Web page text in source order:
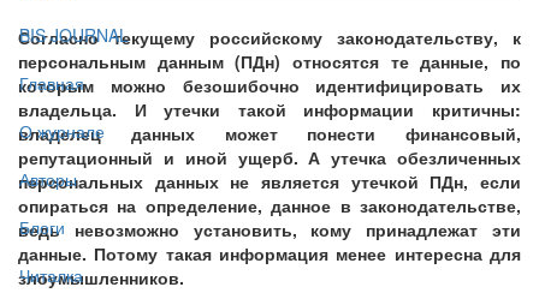
BIS JOURNAL
Главная
О журнале
Авторы
Блоги
Читалка
Согласно текущему российскому законодательству, к
персональным данным (ПДн) относятся те данные, по
которым можно безошибочно идентифицировать их
владельца. И утечки такой информации критичны:
владелец данных может понести финансовый,
репутационный и иной ущерб. А утечка обезличенных
персональных данных не является утечкой ПДн, если
опираться на определение, данное в законодательстве,
ведь невозможно установить, кому принадлежат эти
данные. Потому такая информация менее интересна для
злоумышленников.